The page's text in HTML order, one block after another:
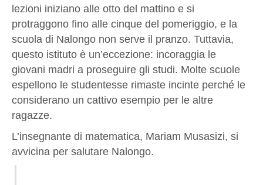
lezioni iniziano alle otto del mattino e si
protraggono fino alle cinque del pomeriggio, e la
scuola di Nalongo non serve il pranzo. Tuttavia,
questo istituto è un’eccezione: incoraggia le
giovani madri a proseguire gli studi. Molte scuole
espellono le studentesse rimaste incinte perché le
considerano un cattivo esempio per le altre
ragazze.
L’insegnante di matematica, Mariam Musasizi, si
avvicina per salutare Nalongo.